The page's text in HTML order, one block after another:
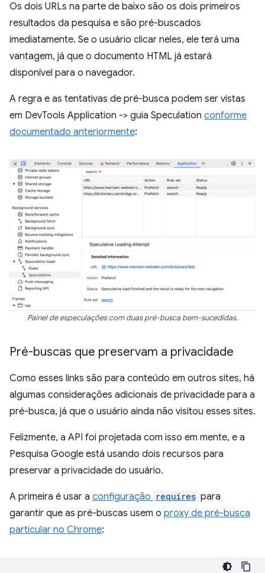
Os dois URLs na parte de baixo são os dois primeiros
resultados da pesquisa e são pré-buscados
imediatamente. Se o usuário clicar neles, ele terá uma
vantagem, já que o documento HTML já estará
disponível para o navegador.
A regra e as tentativas de pré-busca podem ser vistas
em DevTools Application -> guia Speculation conforme
documentado anteriormente:
Painel de especulações com duas pré-busca bem-sucedidas.
Pré-buscas que preservam a privacidade
Como esses links são para conteúdo em outros sites, há
algumas considerações adicionais de privacidade para a
pré-busca, já que o usuário ainda não visitou esses sites.
Felizmente, a API foi projetada com isso em mente, e a
Pesquisa Google está usando dois recursos para
preservar a privacidade do usuário.
A primeira é usar a configuração requires para
garantir que as pré-buscas usem o proxy de pré-busca
particular no Chrome: